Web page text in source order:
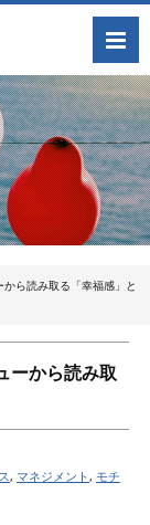
ら読み取る「幸福感」と
ーから読み取
, マネジメント, モチ